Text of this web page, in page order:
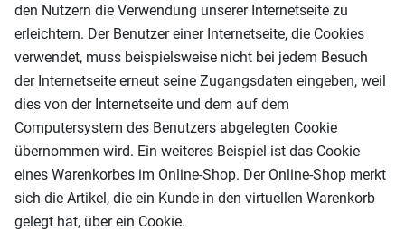
den Nutzern die Verwendung unserer Internetseite zu
erleichtern. Der Benutzer einer Internetseite, die Cookies
verwendet, muss beispielsweise nicht bei jedem Besuch
der Internetseite erneut seine Zugangsdaten eingeben, weil
dies von der Internetseite und dem auf dem
Computersystem des Benutzers abgelegten Cookie
übernommen wird. Ein weiteres Beispiel ist das Cookie
eines Warenkorbes im Online-Shop. Der Online-Shop merkt
sich die Artikel, die ein Kunde in den virtuellen Warenkorb
gelegt hat, über ein Cookie.